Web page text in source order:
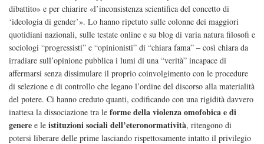
dibattito» e per chiarire «l’inconsistenza scientifica del concetto di
‘ideologia di gender’». Lo hanno ripetuto sulle colonne dei maggiori
quotidiani nazionali, sulle testate online e su blog di varia natura filosofi e
sociologi “progressisti” e “opinionisti” di “chiara fama” – così chiara da
irradiare sull’opinione pubblica i lumi di una “verità” incapace di
affermarsi senza dissimulare il proprio coinvolgimento con le procedure
di selezione e di controllo che legano l’ordine del discorso alla materialità
del potere. Ci hanno creduto quanti, codificando con una rigidità davvero
inattesa la dissociazione tra le forme della violenza omofobica e di
genere e le istituzioni sociali dell’eteronormatività, ritengono di
potersi liberare delle prime lasciando rispettosamente intatto il privilegio